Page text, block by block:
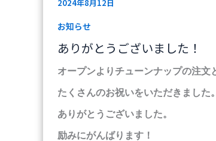
2024年8月12日
お知らせ
ありがとうございました！
オープンよりチューンナップの注文
たくさんのお祝いをいただきました
ありがとうございました。
励みにがんばります！